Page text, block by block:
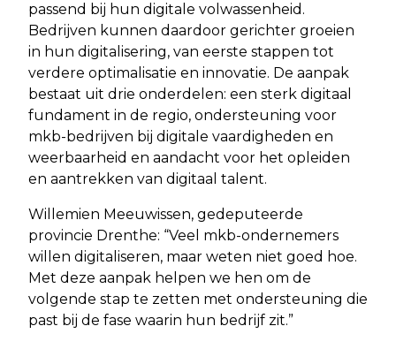
passend bij hun digitale volwassenheid.
Bedrijven kunnen daardoor gerichter groeien
in hun digitalisering, van eerste stappen tot
verdere optimalisatie en innovatie. De aanpak
bestaat uit drie onderdelen: een sterk digitaal
fundament in de regio, ondersteuning voor
mkb-bedrijven bij digitale vaardigheden en
weerbaarheid en aandacht voor het opleiden
en aantrekken van digitaal talent.
Willemien Meeuwissen, gedeputeerde
provincie Drenthe: “Veel mkb-ondernemers
willen digitaliseren, maar weten niet goed hoe.
Met deze aanpak helpen we hen om de
volgende stap te zetten met ondersteuning die
past bij de fase waarin hun bedrijf zit.”